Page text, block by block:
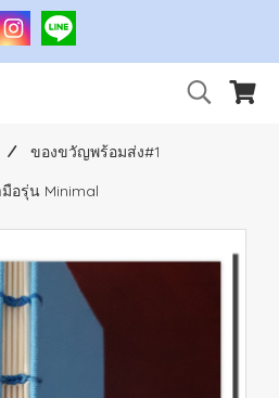
ของขวัญพร้อมส่ง#1
อรุ่น Minimal